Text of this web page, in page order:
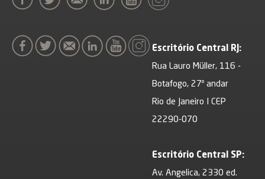
Escritório Central RJ:
Rua Lauro Müller, 116 -
Botafogo, 27º andar
Rio de Janeiro I CEP
22290-070
Escritório Central SP:
Av. Angelica, 2330 ed.